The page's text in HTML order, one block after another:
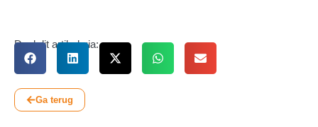
Deel dit artikel via:
Ga terug